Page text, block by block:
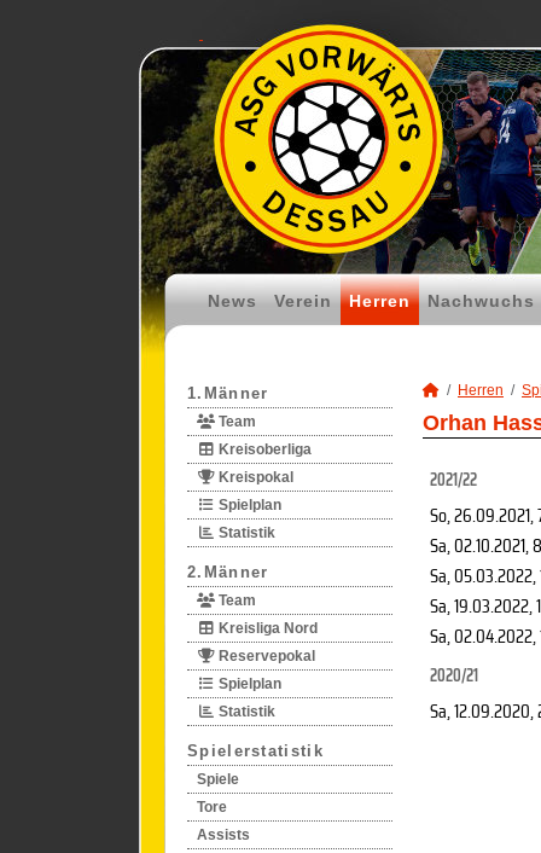
News Verein Herren Nachwuchs
1.Männer
Team
Kreisoberliga
Kreispokal
Spielplan
Statistik
2.Männer
Team
Kreisliga Nord
Reservepokal
Spielplan
Statistik
Spielerstatistik
Spiele
Tore
Assists
Herren
Orhan
2021/22
So, 26.09.2021,
Sa, 02.10.2021,
Sa, 05.03.2022,
Sa, 19.03.2022,
Sa, 02.04.2022,
2020/21
Sa, 12.09.2020,